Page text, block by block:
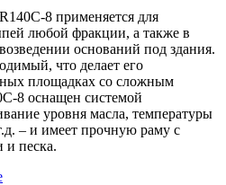
8 применяется для
любой фракции, а также в
оснований под здания.
что делает его
площадках со сложным
8 оснащен системой
уровня масла, температуры
– и имеет прочную раму с
и песка.